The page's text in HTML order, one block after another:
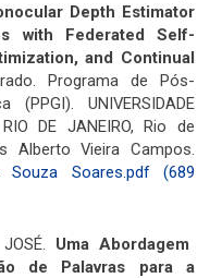
Depth Estimator
with Federated Self-
and Continual
Programa de Pós-
UNIVERSIDADE
DE JANEIRO, Rio de
Alberto Vieira Campos.
Soares.pdf (689
Uma Abordagem
de Palavras para a